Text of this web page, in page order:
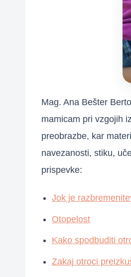
Mag. Ana Bešter
mamicam pri vzgojih
preobrazbe, kar
navezanosti, stiku,
prispevke:
Jok je
Otopelost
Kako spodbuditi
Zakaj otroci